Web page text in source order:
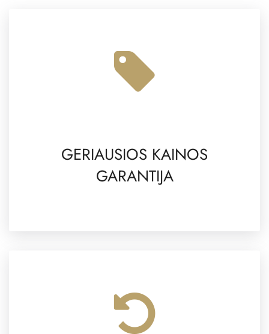
GERIAUSIOS KAINOS
GARANTIJA